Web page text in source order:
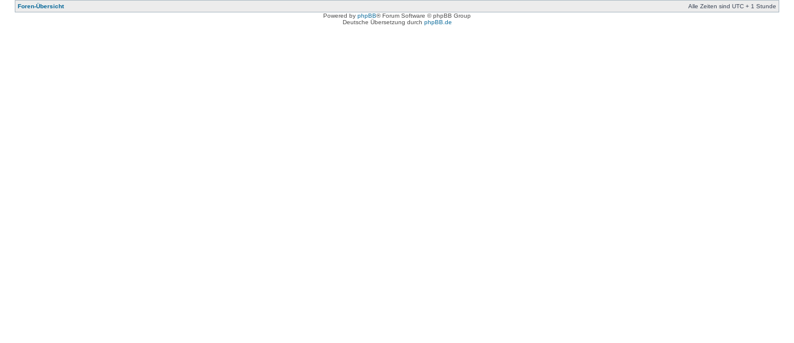
Foren-Übersicht
Alle Zeiten sind UTC + 1 Stunde
Powered by phpBB® Forum Software © phpBB Group
Deutsche Übersetzung durch phpBB.de